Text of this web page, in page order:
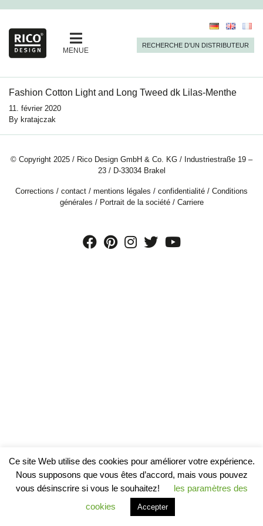
MENUE
RECHERCHE D’UN DISTRIBUTEUR
Fashion Cotton Light and Long Tweed dk Lilas-Menthe
11. février 2020
By kratajczak
© Copyright 2025 / Rico Design GmbH & Co. KG / Industriestraße 19 –
23 / D-33034 Brakel
Corrections / contact / mentions légales / confidentialité / Conditions
générales / Portrait de la société/ Carriere
Ce site Web utilise des cookies pour améliorer votre expérience.
Nous supposons que vous êtes d’accord, mais vous pouvez
vous désinscrire si vous le souhaitez!
les paramètres des
cookies
Accepter